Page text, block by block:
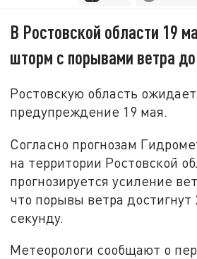
В Ростовской области 19
шторм с порывами ветра
Ростовскую область
предупреждение 19 мая.
Согласно прогнозам
на территории Ростовской
прогнозируется усиление
что порывы ветра достигнут
секунду.
Метеорологи сообщают о